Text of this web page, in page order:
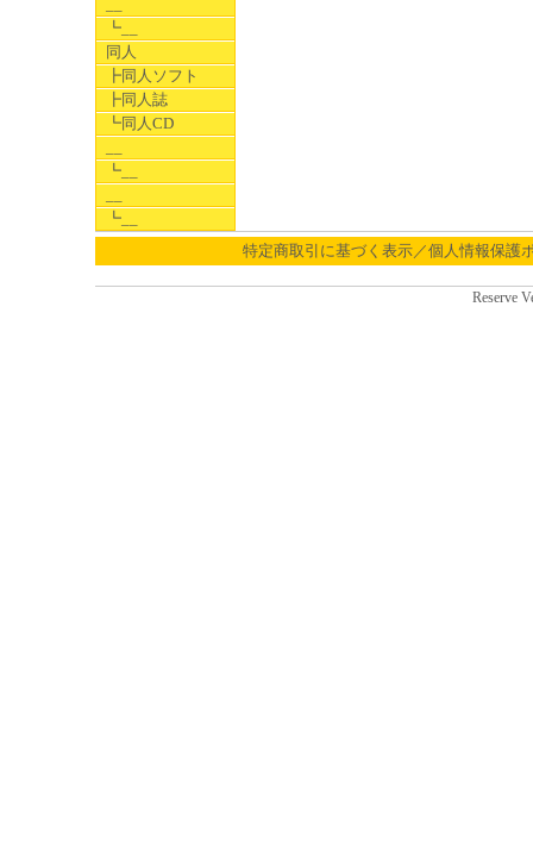
┗__
同人
┣同人ソフト
┣同人誌
┗同人CD
┗__
┗__
特定商取引に基づく表示／個人情報保護
Reserve